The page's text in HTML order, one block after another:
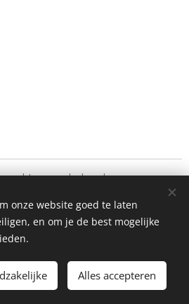
aan de winkelwagen
rechten voorbehouden
Frando Bv
Cookies
onze website goed te laten
en om je de best mogelijke
Alles accepteren